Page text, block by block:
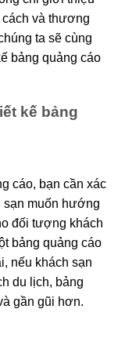
và thương
ta sẽ cùng
bảng quảng cáo
kế bảng
cáo, bạn cần xác
sạn muốn hướng
đối tượng khách
bảng quảng cáo
nếu khách sạn
du lịch, bảng
gần gũi hơn.